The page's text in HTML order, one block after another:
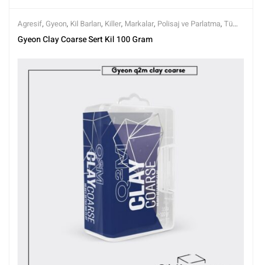
Agresif, Gyeon, Kil Barları, Killer, Markalar, Polisaj ve Parlatma, Tüm
Ürünler ,Tüm Ürünler,Yüzey Temizleyici ve Arındırıcılar
Gyeon Clay Coarse Sert Kil 100 Gram